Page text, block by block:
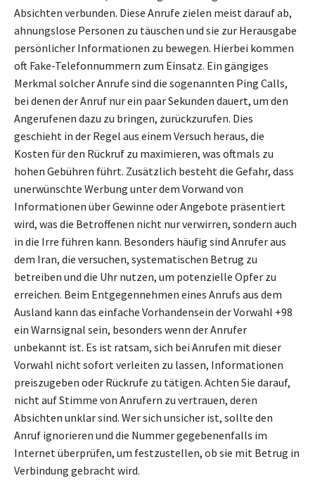
Absichten verbunden. Diese Anrufe zielen meist darauf ab,
ahnungslose Personen zu täuschen und sie zur Herausgabe
persönlicher Informationen zu bewegen. Hierbei kommen
oft Fake-Telefonnummern zum Einsatz. Ein gängiges
Merkmal solcher Anrufe sind die sogenannten Ping Calls,
bei denen der Anruf nur ein paar Sekunden dauert, um den
Angerufenen dazu zu bringen, zurückzurufen. Dies
geschieht in der Regel aus einem Versuch heraus, die
Kosten für den Rückruf zu maximieren, was oftmals zu
hohen Gebühren führt. Zusätzlich besteht die Gefahr, dass
unerwünschte Werbung unter dem Vorwand von
Informationen über Gewinne oder Angebote präsentiert
wird, was die Betroffenen nicht nur verwirren, sondern auch
in die Irre führen kann. Besonders häufig sind Anrufer aus
dem Iran, die versuchen, systematischen Betrug zu
betreiben und die Uhr nutzen, um potenzielle Opfer zu
erreichen. Beim Entgegennehmen eines Anrufs aus dem
Ausland kann das einfache Vorhandensein der Vorwahl +98
ein Warnsignal sein, besonders wenn der Anrufer
unbekannt ist. Es ist ratsam, sich bei Anrufen mit dieser
Vorwahl nicht sofort verleiten zu lassen, Informationen
preiszugeben oder Rückrufe zu tätigen. Achten Sie darauf,
nicht auf Stimme von Anrufern zu vertrauen, deren
Absichten unklar sind. Wer sich unsicher ist, sollte den
Anruf ignorieren und die Nummer gegebenenfalls im
Internet überprüfen, um festzustellen, ob sie mit Betrug in
Verbindung gebracht wird.